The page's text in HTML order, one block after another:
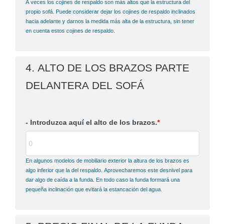
A veces los cojines de respaldo son más altos que la estructura del
propio sofá. Puede considerar dejar los cojines de respaldo inclinados
hacia adelante y darnos la medida más alta de la estructura, sin tener
en cuenta estos cojines de respaldo.
4. ALTO DE LOS BRAZOS PARTE
DELANTERA DEL SOFÁ
- Introduzca aquí el alto de los brazos.*
En algunos modelos de mobiliario exterior la altura de los brazos es
algo inferior que la del respaldo. Aprovecharemos este desnivel para
dar algo de caída a la funda. En todo caso la funda formará una
pequeña inclinación que evitará la estancación del agua.